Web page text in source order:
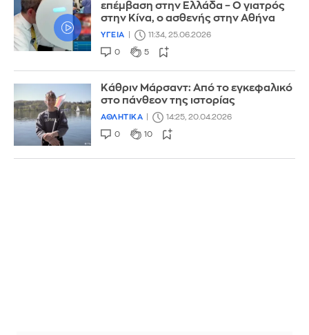
επέμβαση στην Ελλάδα – Ο γιατρός
στην Κίνα, ο ασθενής στην Αθήνα
ΥΓΕΙΑ 11:34, 25.06.2026
0 5
Κάθριν Μάρσαντ: Από το εγκεφαλικό
στο πάνθεον της ιστορίας
ΑΘΛΗΤΙΚΑ 14:25, 20.04.2026
0 10